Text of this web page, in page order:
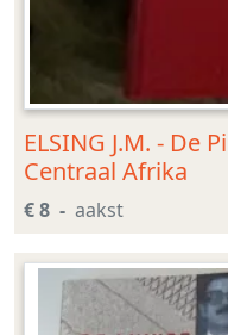
ELSING J.M. - De
Centraal Afrika
€ 8 aakst